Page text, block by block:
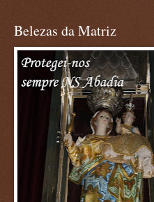
Belezas da Matriz